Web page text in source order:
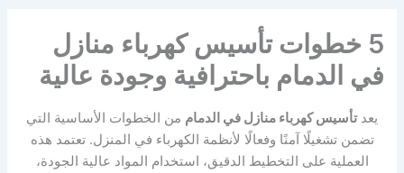
5 خطوات تأسيس كهرباء منازل
في الدمام باحترافية وجودة عالية
يعدتأسيس كهرباء منازل في الدمام من الخطوات الأساسية التي
تضمن تشغيلًا آمنًا وفعالًا لأنظمة الكهرباء في المنزل. تعتمد هذه
العملية على التخطيط الدقيق، استخدام المواد عالية الجودة،